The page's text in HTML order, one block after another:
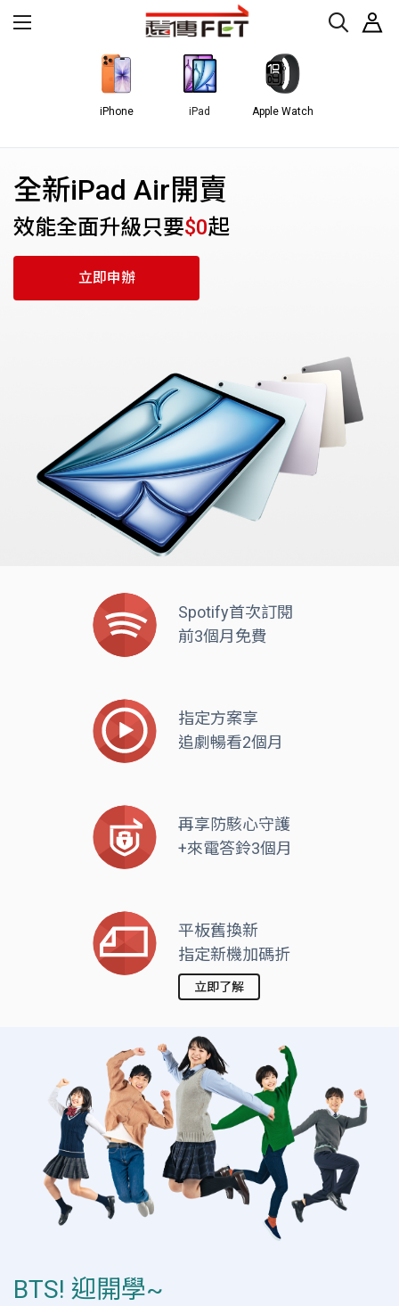
iPhone iPad Apple Watch
全新iPad Air開賣
效能全面升級只要$0起
立即申辦
Spotify首次訂閱
前3個月免費
指定方案享
追劇暢看2個月
再享防駭心守護
+來電答鈴3個月
平板舊換新
指定新機加碼折
立即了解
BTS! 迎開學~